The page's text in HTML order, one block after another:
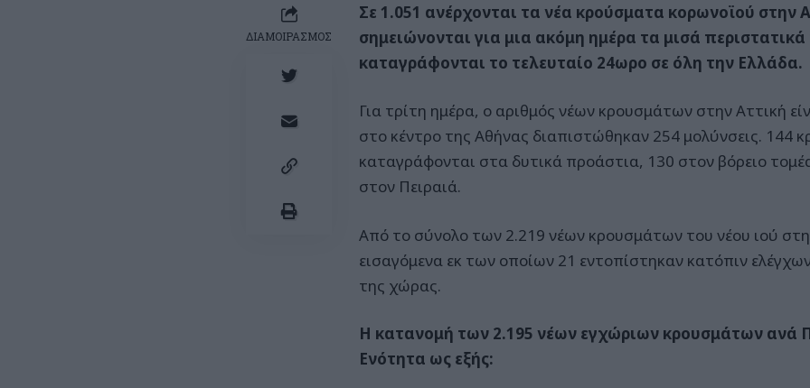
ΔΙΑΜΟΙΡΑΣΜΟΣ
Σε 1.051 ανέρχονται τα νέα κρούσματα κορωνοϊού στην
σημειώνονται για μια ακόμη ημέρα τα μισά
καταγράφονται το τελευταίο 24ωρο σε όλη την Ελλάδα.
Για τρίτη ημέρα, ο αριθμός νέων κρουσμάτων στην Αττική
στο κέντρο της Αθήνας διαπιστώθηκαν 254 μολύνσεις. 144
καταγράφονται στα δυτικά προάστια, 130 στον βόρειο
στον Πειραιά.
Από το σύνολο των 2.219 νέων κρουσμάτων του νέου ιού στη
εισαγόμενα εκ των οποίων 21 εντοπίστηκαν κατόπιν
της χώρας.
Η κατανομή των 2.195 νέων εγχώριων κρουσμάτων ανά
Ενότητα ως εξής: